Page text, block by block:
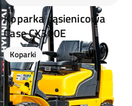
Koparka gąsienicowa
Case CX300E
Koparki